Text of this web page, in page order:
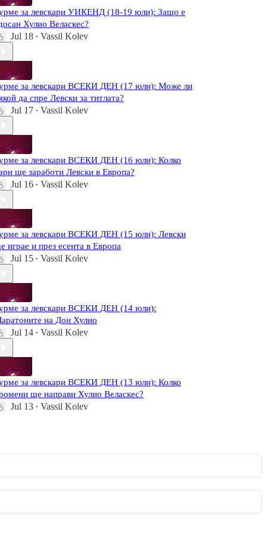
за левскари УИКЕНД (18-19 юли): Защо е
Хулио Веласкес?
Jul 18 • Vassil Kolev
за левскари ВСЕКИ ДЕН (17 юли): Може ли
да спре Левски за титлата?
Jul 17 • Vassil Kolev
за левскари ВСЕКИ ДЕН (16 юли): Колко
ще заработи Левски в Европа?
Jul 16 • Vassil Kolev
за левскари ВСЕКИ ДЕН (15 юли): Левски
играе и през есента в Европа
Jul 15 • Vassil Kolev
за левскари ВСЕКИ ДЕН (14 юли):
на Дон Хулио
Jul 14 • Vassil Kolev
за левскари ВСЕКИ ДЕН (13 юли): Колко
ще направи Хулио Веласкес?
Jul 13 • Vassil Kolev